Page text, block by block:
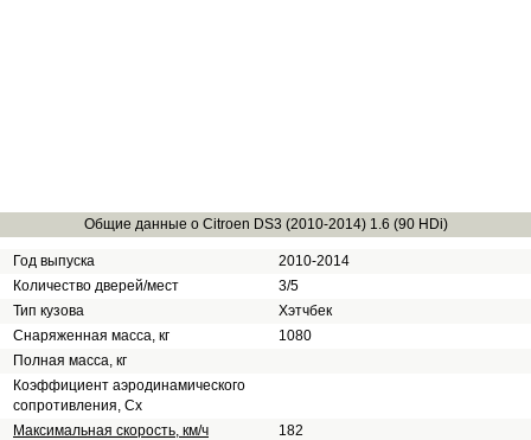
Общие данные о Citroen DS3 (2010-2014) 1.6 (90 HDi)
Год выпуска
2010-2014
Количество дверей/мест
3/5
Тип кузова
Хэтчбек
Снаряженная масса, кг
1080
Полная масса, кг
Коэффициент аэродинамического
сопротивления, Сх
Максимальная скорость, км/ч
182